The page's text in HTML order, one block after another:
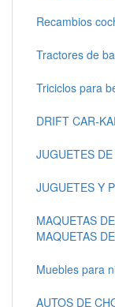
Recambios
Tractores de
Triciclos para
DRIFT CAR-
JUGUETES
JUGUETES Y
MAQUETAS
MAQUETAS
Muebles para
AUTOS DE